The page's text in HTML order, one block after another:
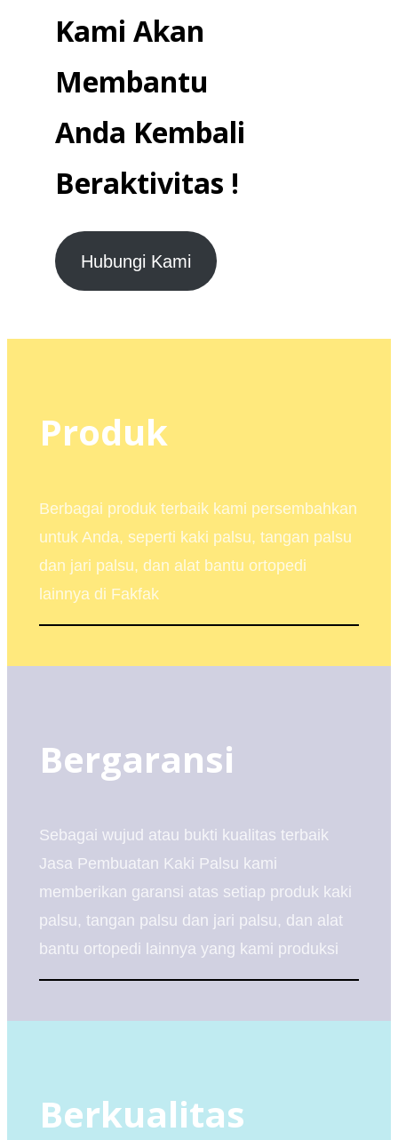
Kami Akan
Membantu
Anda Kembali
Beraktivitas !
Hubungi Kami
Produk
Berbagai produk terbaik kami persembahkan
untuk Anda, seperti kaki palsu, tangan palsu
dan jari palsu, dan alat bantu ortopedi
lainnya di Fakfak
Bergaransi
Sebagai wujud atau bukti kualitas terbaik
Jasa Pembuatan Kaki Palsu kami
memberikan garansi atas setiap produk kaki
palsu, tangan palsu dan jari palsu, dan alat
bantu ortopedi lainnya yang kami produksi
Berkualitas